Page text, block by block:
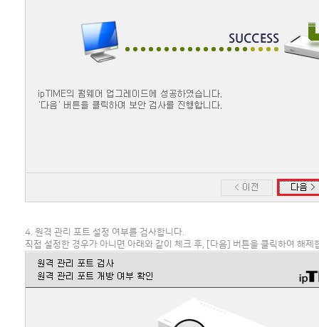
4. 원격 관리 포트 설정 여부를 검사합니다.
직접 설정한 경우가 아니면 아래와 같이 체크 후, [다음] 버튼을 클릭하여 해제